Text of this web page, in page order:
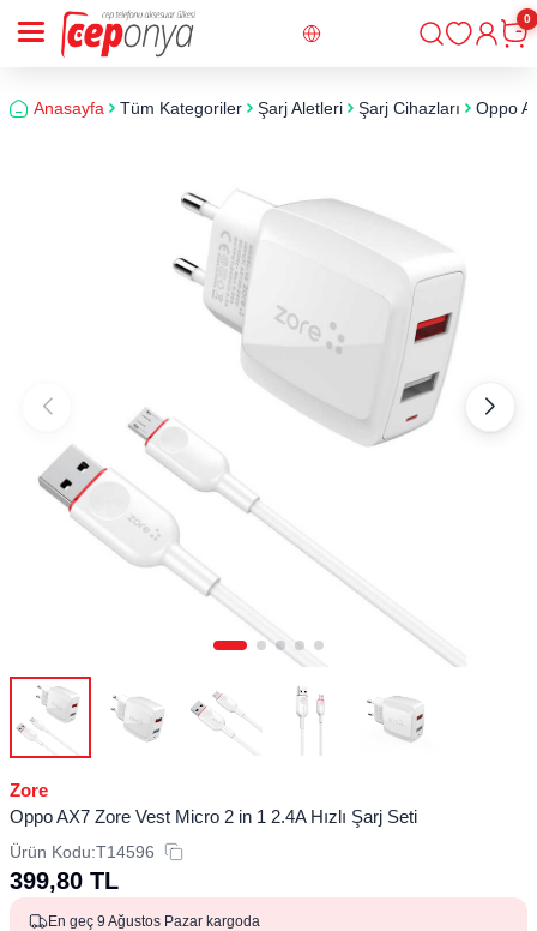
Giriş
0
Anasayfa Tüm Kategoriler Şarj Aletleri Şarj Cihazları Oppo
Zore
Oppo AX7 Zore Vest Micro 2 in 1 2.4A Hızlı Şarj Seti
Ürün Kodu:T14596
399,80 TL
En geç 9 Ağustos Pazar kargoda